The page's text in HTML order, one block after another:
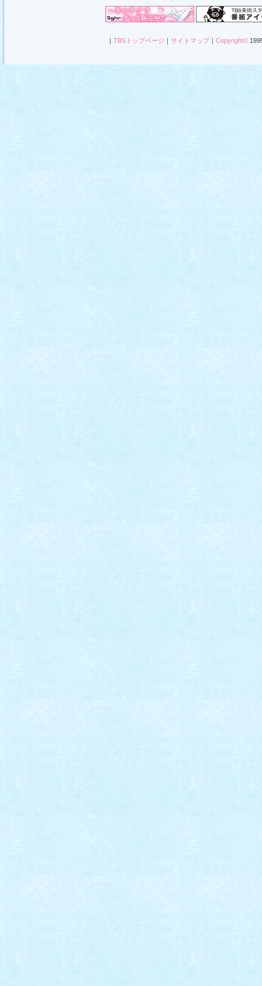
｜ TBSトップページ ｜ サイトマップ｜ Copyright©